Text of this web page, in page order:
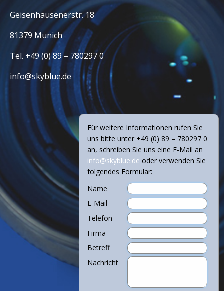
Geisenhausenerstr. 18
81379 Munich
Tel. +49 (0) 89 – 780297 0
info@skyblue.de
Für weitere Informationen rufen Sie
uns bitte unter +49 (0) 89 – 780297 0
an, schreiben Sie uns eine E-Mail an
info@skyblue.de oder verwenden Sie
folgendes Formular:
Name
E-Mail
Telefon
Firma
Betreff
Nachricht